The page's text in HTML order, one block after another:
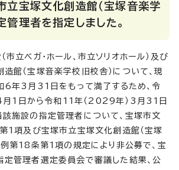
立宝塚文化創造館（宝塚音楽学
管理者を指定しました。
立ベガ・ホール、市立ソリオホール）及び
館（宝塚音楽学校旧校舎）について、現
6年3月31日をもって満了するため、令
1日から令和11年（2029年）3月31日
施設の指定管理者について、宝塚市文
1項及び宝塚市立宝塚文化創造館（宝塚
第18条第1項の規定により非公募で、宝
管理者選定委員会で審議した結果、公